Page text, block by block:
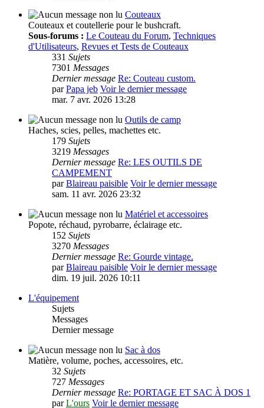
Couteaux
Couteaux et coutellerie pour le bushcraft.
Sous-forums : Le Couteau du Forum, Techniques
d'Utilisateurs, Revues et Tests de Couteaux
331 Sujets
7301 Messages
Dernier message Re: Couteau custom.
parPapa jeb Voir le dernier message
mar. 7 avr. 2026 13:28
Outils de camp
Haches, scies, pelles, machettes etc.
179 Sujets
3219 Messages
Dernier message Re: LES OUTILS DE
CAMPEMENT
parBlaireau paisible Voir le dernier message
sam. 11 avr. 2026 23:32
Matériel et accessoires
Popote, réchaud, pyrobarre, éclairage etc.
152 Sujets
3270 Messages
Dernier message Re: Gourde vintage.
parBlaireau paisible Voir le dernier message
dim. 19 juil. 2026 10:11
L'équipement
Sujets
Messages
Dernier message
Sac à dos
Matière, volume, poches, accessoires, etc.
32 Sujets
727 Messages
Dernier message Re: PORTAGE ET SAC À DOS 1
parL'ours Voir le dernier message